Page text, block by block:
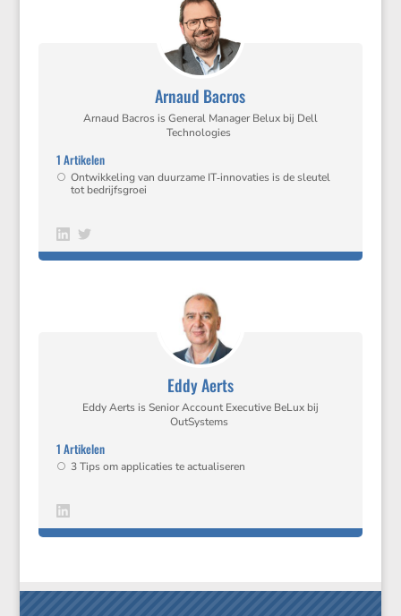
Arnaud Bacros
1 Artikelen
Arnaud Bacros is General Manager Belux bij Dell
Technologies
Ontwik­ke­ling van duurzame IT‑innovaties is de sleutel
tot bedrijfsgroei
Eddy Aerts
1 Artikelen
Eddy Aerts is Senior Account Execu­tive BeLux bij
OutSystems
3 Tips om appli­ca­ties te actualiseren